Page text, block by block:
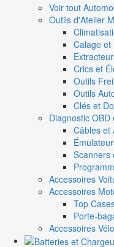
Voir tout
Outils d'Atelier
Calage et
Crics et
Outils
Outils
Clés et
Diagnostic
Câbles et
Scanners
Accessoires
Accessoires
Top
Porte-
Accessoires Vélo